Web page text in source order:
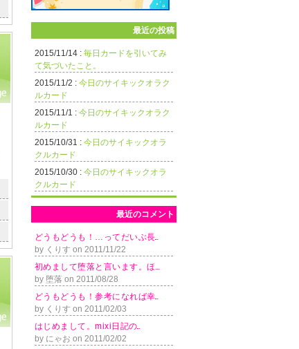
最近の投稿
2015/11/14 : 毎日カードを引いてみ
て気づいたこと。
2015/11/2 : 今日のサイキックオラク
ルカード
2015/11/1 : 今日のサイキックオラク
ルカード
2015/10/31 : 今日のサイキックオラ
クルカード
2015/10/30 : 今日のサイキックオラ
クルカード
最近のコメント
ど う も ど う も ！ … っ て だ い ぶ 長...
by くりす on 2011/11/22
初 め ま し て 堕 落 と 言 い ま す 。 ほ ...
by 堕落 on 2011/08/28
ど う も ど う も ！ 参 考 に な れ ば 幸...
by くりす on 2011/02/03
は じ め ま し て 。 m i x i 日 記 の...
by にゃお on 2011/02/02